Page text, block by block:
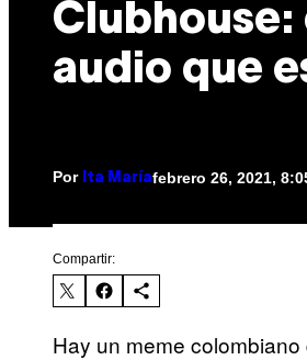
Clubhouse:
audio que
Por Ita Maríafebrero 26, 2021,
Compartir:
Hay un meme